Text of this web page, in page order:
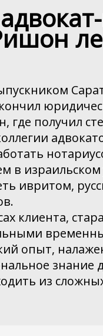
где получил
в
ивритом,
клиента,
опыт,
знание
из